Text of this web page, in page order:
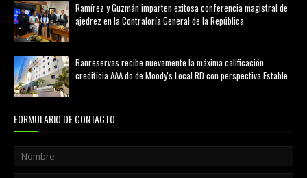
Ramírez y Guzmán imparten exitosa conferencia magistral de
ajedrez en la Contraloría General de la República
Banreservas recibe nuevamente la máxima calificación
crediticia AAA.do de Moody's Local RD con perspectiva Estable
FORMULARIO DE CONTACTO